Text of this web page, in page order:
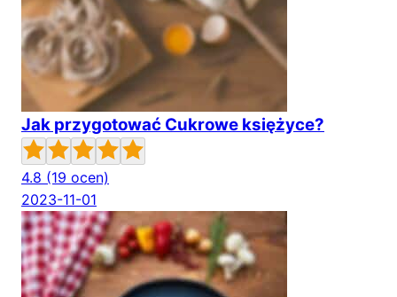
Jak przygotować Cukrowe księżyce?
4.8 (19 ocen)
2023-11-01